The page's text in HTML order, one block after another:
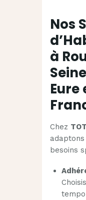
Nos
à
Eure
Chez
besoins